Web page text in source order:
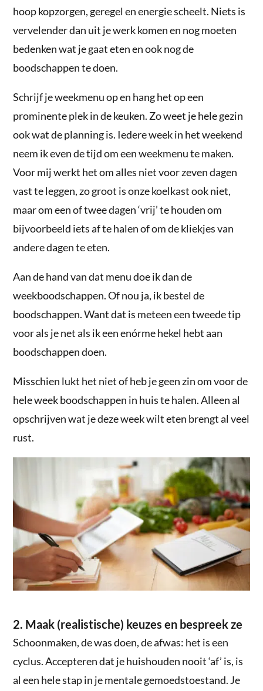
hoop kopzorgen, geregel en energie scheelt. Niets is
vervelender dan uit je werk komen en nog moeten
bedenken wat je gaat eten en ook nog de
boodschappen te doen.
Schrijf je weekmenu op en hang het op een
prominente plek in de keuken. Zo weet je hele gezin
ook wat de planning is. Iedere week in het weekend
neem ik even de tijd om een weekmenu te maken.
Voor mij werkt het om alles niet voor zeven dagen
vast te leggen, zo groot is onze koelkast ook niet,
maar om een of twee dagen ‘vrij’ te houden om
bijvoorbeeld iets af te halen of om de kliekjes van
andere dagen te eten.
Aan de hand van dat menu doe ik dan de
weekboodschappen. Of nou ja, ik bestel de
boodschappen. Want dat is meteen een tweede tip
voor als je net als ik een enórme hekel hebt aan
boodschappen doen.
Misschien lukt het niet of heb je geen zin om voor de
hele week boodschappen in huis te halen. Alleen al
opschrijven wat je deze week wilt eten brengt al veel
rust.
2. Maak (realistische) keuzes en bespreek ze
Schoonmaken, de was doen, de afwas: het is een
cyclus. Accepteren dat je huishouden nooit ‘af’ is, is
al een hele stap in je mentale gemoedstoestand. Je